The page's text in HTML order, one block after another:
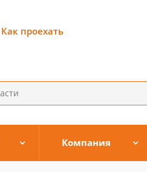
Как проехать
Компания